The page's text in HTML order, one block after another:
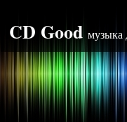
CD Good музыка